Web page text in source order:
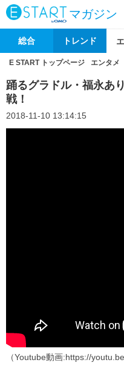
マガジン
総合 トレンド
E START トップページ エンタメ
踊るグラドル・福永あ
戦！
2018-11-10 13:14:15
（Youtube動画:https://